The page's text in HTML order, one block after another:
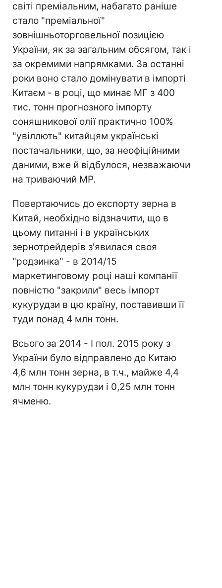
світі преміальним, набагато раніше
стало "преміальної"
зовнішньоторговельної позицією
України, як за загальним обсягом, так і
за окремими напрямками. За останні
роки воно стало домінувати в імпорті
Китаєм - в році, що минає МГ з 400
тис. тонн прогнозного імпорту
соняшникової олії практично 100%
"увіллють" китайцям українські
постачальники, що, за неофіційними
даними, вже й відбулося, незважаючи
на триваючий МР.
Повертаючись до експорту зерна в
Китай, необхідно відзначити, що в
цьому питанні і в українських
зернотрейдерів з'явилася своя
"родзинка" - в 2014/15
маркетинговому році наші компанії
повністю "закрили" весь імпорт
кукурудзи в цю країну, поставивши її
туди понад 4 млн тонн.
Всього за 2014 - I пол. 2015 року з
України було відправлено до Китаю
4,6 млн тонн зерна, в т.ч., майже 4,4
млн тонн кукурудзи і 0,25 млн тонн
ячменю.